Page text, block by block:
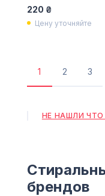
220 ₴
Цену уточняйте
Текущая
1
Страница
2 3
НЕ НАШЛИ ЧТО
брендов